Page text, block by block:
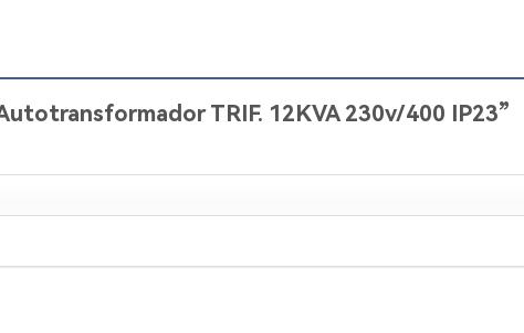
TRIF. 12KVA 230v/400 IP23”